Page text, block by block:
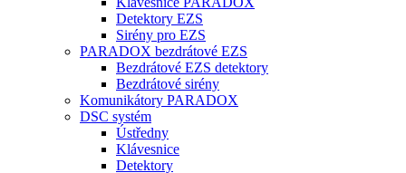
Detektory EZS
Sirény pro EZS
PARADOX bezdrátové EZS
Bezdrátové EZS detektory
Bezdrátové sirény
Komunikátory PARADOX
DSC systém
Ústředny
Klávesnice
Detektory